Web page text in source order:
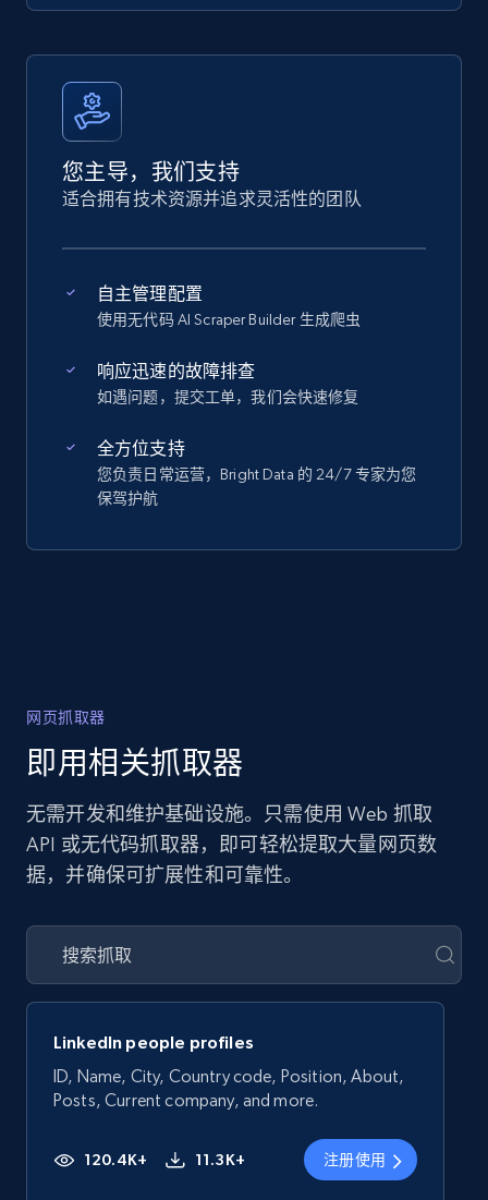
您主导，我们支持
适合拥有技术资源并追求灵活性的团队
自主管理配置
使用无代码 AI Scraper Builder 生成爬虫
响应迅速的故障排查
如遇问题，提交工单，我们会快速修复
全方位支持
您负责日常运营，Bright Data 的 24/7 专家为您
保驾护航
网页抓取器
即用相关抓取器
无需开发和维护基础设施。只需使用 Web 抓取
API 或无代码抓取器，即可轻松提取大量网页数
据，并确保可扩展性和可靠性。
LinkedIn people profiles
ID, Name, City, Country code, Position, About,
Posts, Current company, and more.
120.4K+ 11.3K+ 注册使用